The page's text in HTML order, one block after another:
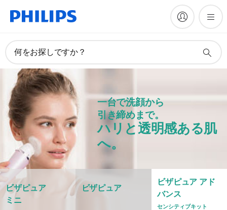
何をお探しですか？
一台で洗顔から
引き締めまで。
ハリと透明感ある肌
へ。
ビザピュア
ミニ
ビザピュア
ビザピュア アド
バンス
センシティブキット